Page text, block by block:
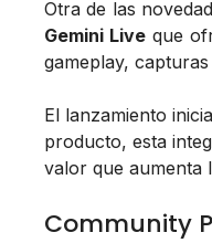
Otra de las
Gemini Live que
gameplay,
El lanzamiento
producto, esta
valor que aumenta
Community